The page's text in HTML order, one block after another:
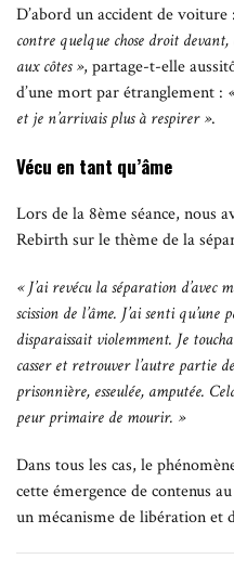
D’abord un accident de voiture :
contre quelque chose droit
aux côtes », partage-t-elle
d’une mort par étranglement :
et je n’arrivais plus à respirer ».
Vécu en tant qu’âme
Lors de la 8ème séance, nous
Rebirth sur le thème de la
« J’ai revécu la séparation d’avec
scission de l’âme. J’ai senti
disparaissait violemment. Je
casser et retrouver l’autre partie
prisonnière, esseulée, amputée.
peur primaire de mourir. »
Dans tous les cas, le
cette émergence de contenus
un mécanisme de libération et